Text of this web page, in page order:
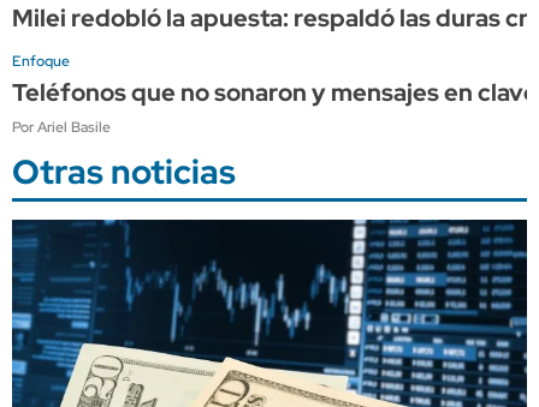
Milei redobló la apuesta: respaldó las duras
Enfoque
Teléfonos que no sonaron y mensajes en
Por Ariel Basile
Otras noticias